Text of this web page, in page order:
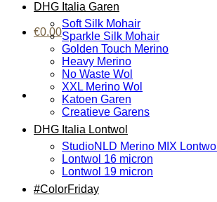
€0.00
DHG Italia Garen
Soft Silk Mohair
Sparkle Silk Mohair
Golden Touch Merino
Heavy Merino
No Waste Wol
XXL Merino Wol
Katoen Garen
Creatieve Garens
DHG Italia Lontwol
StudioNLD Merino MIX Lontwol
Lontwol 16 micron
Lontwol 19 micron
#ColorFriday